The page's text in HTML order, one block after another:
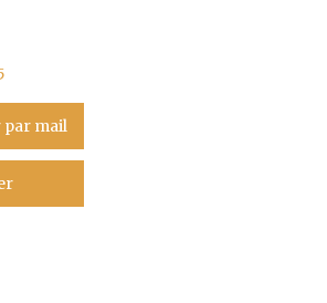
par mail